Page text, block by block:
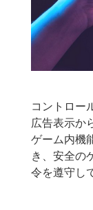
コントロー
広告表示か
ゲーム内機
き、安全の
令を遵守し